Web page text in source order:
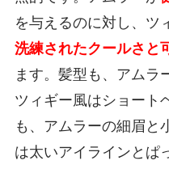
を与えるのに対し、ツ
洗練されたクールさと
ます。髪型も、アムラ
ツィギー風はショート
も、アムラーの細眉と
は太いアイラインとぱ